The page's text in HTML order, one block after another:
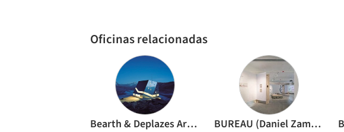
Oficinas relacionadas
Bearth & Deplazes Architekten BUREAU (Daniel Zamarbide, Carine Pimenta, Galliane Zamarbide)